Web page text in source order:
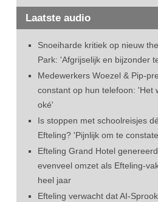
Laatste audio
Snoeiharde kritiek op nieuw
Park: 'Afgrijselijk en bijzonder
Medewerkers Woezel & Pip-
constant op hun telefoon: 'Het
oké'
Is stoppen met schoolreisjes
Efteling? 'Pijnlijk om te
Efteling Grand Hotel
evenveel omzet als Efteling-
heel jaar
Efteling verwacht dat AI-